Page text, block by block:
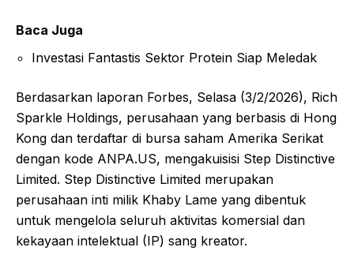
Baca Juga
Investasi Fantastis Sektor Protein Siap Meledak
Berdasarkan laporan Forbes, Selasa (3/2/2026), Rich
Sparkle Holdings, perusahaan yang berbasis di Hong
Kong dan terdaftar di bursa saham Amerika Serikat
dengan kode ANPA.US, mengakuisisi Step Distinctive
Limited. Step Distinctive Limited merupakan
perusahaan inti milik Khaby Lame yang dibentuk
untuk mengelola seluruh aktivitas komersial dan
kekayaan intelektual (IP) sang kreator.